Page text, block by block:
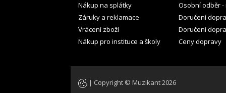
Nákup na splátky
Záruky a reklamace
Vrácení zboží
Nákup pro instituce a školy
Osobní odběr -
Doručení
Doručení
Ceny dopravy
| Copyright © Muzikant 2026